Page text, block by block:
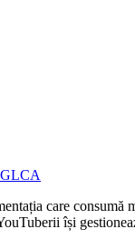
GLCA
care consumă
își